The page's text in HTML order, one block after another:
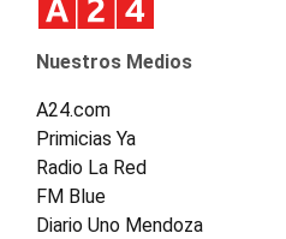
Nuestros Medios
A24.com
Primicias Ya
Radio La Red
FM Blue
Diario Uno Mendoza